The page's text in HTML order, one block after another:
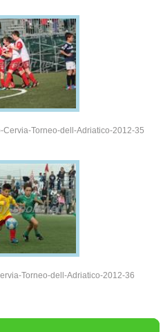
Torneo-dell-Adriatico-2012-35
Torneo-dell-Adriatico-2012-36